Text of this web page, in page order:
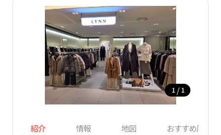
1 / 1
紹介 情報 地図 おすすめ周辺